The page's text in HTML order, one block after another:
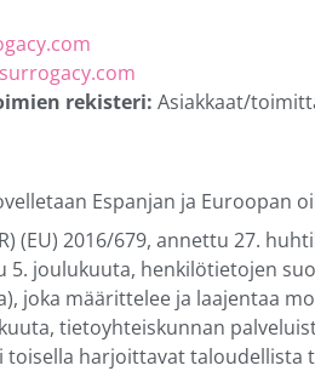
rekisteri: Asiakkaat/
Espanjan ja Euroopan
(EU) 2016/679, annettu 27.
5. joulukuuta, henkilötietojen
joka määrittelee ja laajentaa
tietoyhteiskunnan
toisella harjoittavat